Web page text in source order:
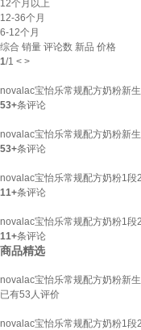
12个月以上
12-36个月
6-12个月
综合 销量 评论数 新品 价格
1/1 < >
novalac宝怡乐常规配方奶粉新
53+条评论
novalac宝怡乐常规配方奶粉新
53+条评论
novalac宝怡乐常规配方奶粉1
11+条评论
novalac宝怡乐常规配方奶粉1
11+条评论
商品精选
novalac宝怡乐常规配方奶粉新
已有53 人评价
novalac宝怡乐常规配方奶粉1